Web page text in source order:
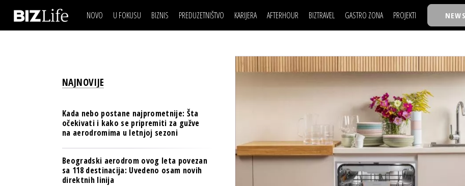
NOVO U FOKUSU BIZNIS
BANKE
OSIGURANJE
TECH I AI
BIZNIS & SPORT
PREDUZETNIŠTVO KARIJERA
LJUDI (HR)
AFTERHOUR
AUTO SVET
WELLBEING
BIZTRAVEL GASTRO ZONA PROJEKTI
30 ISPOD 30
BACK TO OFFICE/
BIZBENDOVI
BIZKOLEGIJUM
BMW BIZNIS LIGA
BIZLIFE WEEK
IZJAVA DANABIZNIS SCENA
BREND I KOMUNIKACIJE
OSIGURANJE
TECH I AI
PULS REGIONA
POSAO
MOJ UGAO
USAVRŠAVANJE
KNOW-HOW
FILM I SCENA
AUTO SVET
STIL
WELLBEING
NAJKOLEGA
30 ISPOD 30
BACK TO OFFICE/
BIZBENDOVI
BIZKOLEGIJUM
BMW BIZNIS LIGA
BIZLIFE WEEK
IZJAVA GODINE
NAJNOVIJE
Kada nebo postane najprometnije: Šta
očekivati i kako se pripremiti za gužve
na aerodromima u letnjoj sezoni
Beogradski aerodrom ovog leta povezan
sa 118 destinacija: Uvedeno osam novih
direktnih linija